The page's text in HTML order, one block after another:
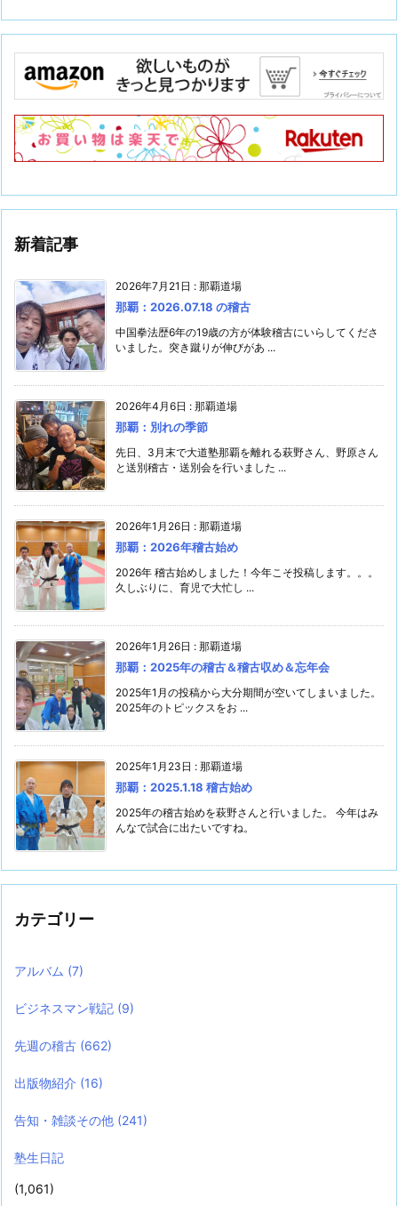
新着記事
2026年7月21日 : 那覇道場
那覇：2026.07.18 の稽古
中国拳法歴6年の19歳の方が体験稽古にいらしてくださ
いました。突き蹴りが伸びがあ ...
2026年4月6日 : 那覇道場
那覇：別れの季節
先日、3月末で大道塾那覇を離れる萩野さん、野原さん
と送別稽古・送別会を行いました ...
2026年1月26日 : 那覇道場
那覇：2026年稽古始め
2026年 稽古始めしました！今年こそ投稿します。。。
久しぶりに、育児で大忙し ...
2026年1月26日 : 那覇道場
那覇：2025年の稽古＆稽古収め＆忘年会
2025年1月の投稿から大分期間が空いてしまいました。
2025年のトピックスをお ...
2025年1月23日 : 那覇道場
那覇：2025.1.18 稽古始め
2025年の稽古始めを萩野さんと行いました。 今年はみ
んなで試合に出たいですね。
カテゴリー
アルバム (7)
ビジネスマン戦記 (9)
先週の稽古 (662)
出版物紹介 (16)
告知・雑談その他 (241)
塾生日記
(1,061)